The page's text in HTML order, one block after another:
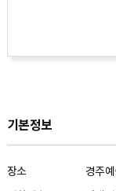
기본정보
장소 경주